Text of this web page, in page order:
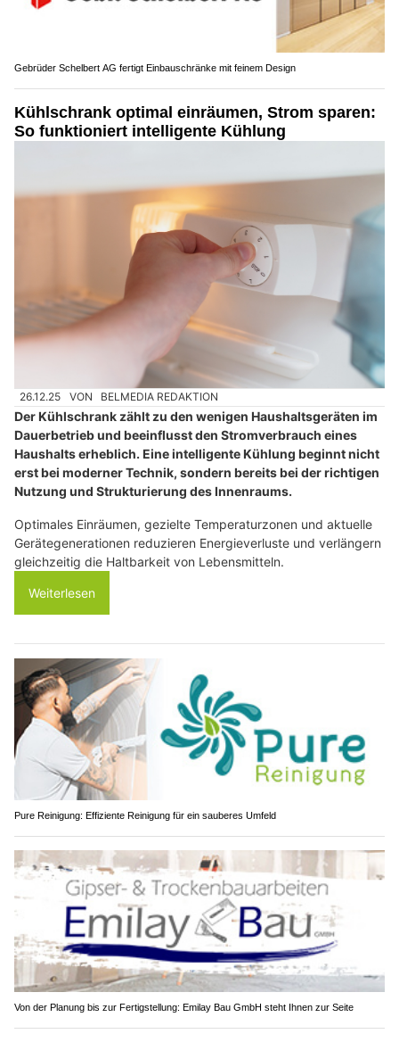
Gebrüder Schelbert AG fertigt Einbauschränke mit feinem Design
Kühlschrank optimal einräumen, Strom sparen:
So funktioniert intelligente Kühlung
26.12.25 VON BELMEDIA REDAKTION
Der Kühlschrank zählt zu den wenigen Haushaltsgeräten im
Dauerbetrieb und beeinflusst den Stromverbrauch eines
Haushalts erheblich. Eine intelligente Kühlung beginnt nicht
erst bei moderner Technik, sondern bereits bei der richtigen
Nutzung und Strukturierung des Innenraums.
Optimales Einräumen, gezielte Temperaturzonen und aktuelle
Gerätegenerationen reduzieren Energieverluste und verlängern
gleichzeitig die Haltbarkeit von Lebensmitteln.
Weiterlesen
Pure Reinigung: Effiziente Reinigung für ein sauberes Umfeld
Von der Planung bis zur Fertigstellung: Emilay Bau GmbH steht Ihnen zur Seite